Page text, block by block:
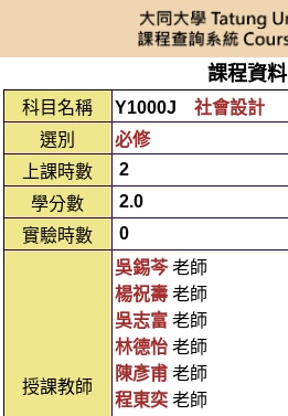
課程資料
科目名稱 Y1000J
社會設計
選別
必修
上課時數
2
學分數
2.0
實驗時數
0
授課教師
吳錫芩老師
楊祝壽老師
吳志富老師
林德怡老師
陳彥甫老師
程東奕老師